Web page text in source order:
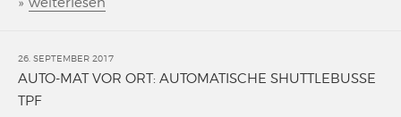
26. SEPTEMBER 2017
AUTO-MAT VOR ORT: AUTOMATISCHE SHUTTLEBUSSE
TPF